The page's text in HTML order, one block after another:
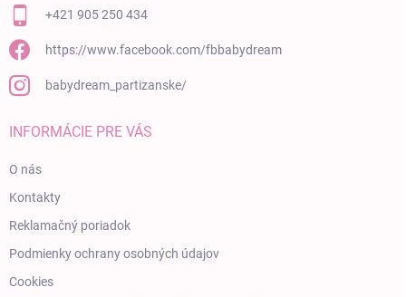
+421 905 250 434
https://www.facebook.com/fbbabydream
babydream_partizanske/
INFORMÁCIE PRE VÁS
O nás
Kontakty
Reklamačný poriadok
Podmienky ochrany osobných údajov
Cookies